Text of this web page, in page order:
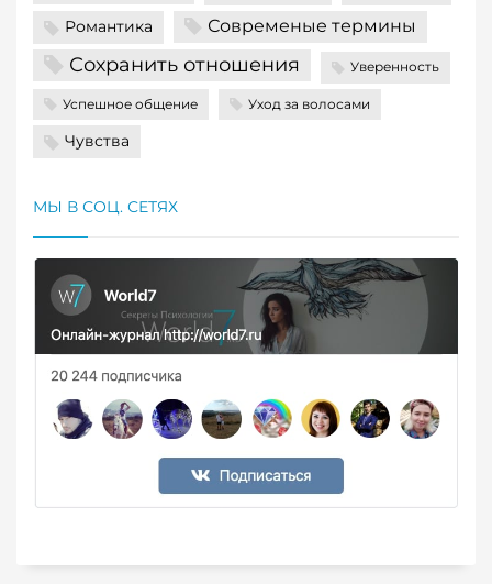
Романтика Современые термины
Сохранить отношения Уверенность
Успешное общение Уход за волосами
Чувства
МЫ В СОЦ. СЕТЯХ